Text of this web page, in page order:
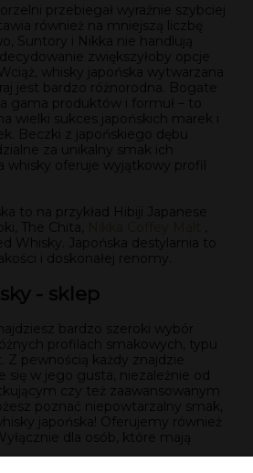
przebiegał wyraźnie szybciej
również na mniejszą liczbę
Suntory i Nikka nie handlują
zwiększyłoby opcje
whisky japońska wytwarzana
jest bardzo różnorodna. Bogate
gama produktów i formuł – to
wielki sukces japońskich marek i
Beczki z japońskiego dębu
za unikalny smak ich
whisky oferuje wyjątkowy profil
to na przykład Hibiji Japanese
The Chita,
Whisky. Japońska destylarnia to
i doskonałej renomy.
- sklep
bardzo szeroki wybór
profilach smakowych, typu
pewnością każdy znajdzie
się w jego gusta, niezależnie od
czy też zaawansowanym
poznać niepowtarzalny smak,
japońska! Oferujemy również
dla osób, które mają